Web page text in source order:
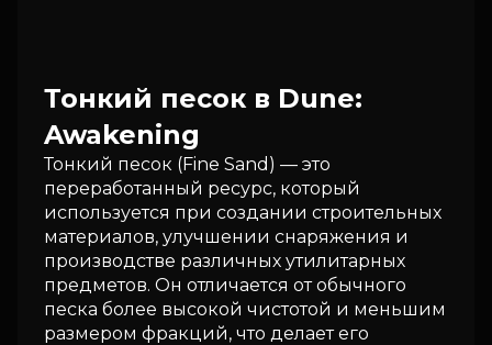
Тонкий песок в Dune:
Awakening
Тонкий песок (Fine Sand) — это
переработанный ресурс, который
используется при создании строительных
материалов, улучшении снаряжения и
производстве различных утилитарных
предметов. Он отличается от обычного
песка более высокой чистотой и меньшим
размером фракций, что делает его